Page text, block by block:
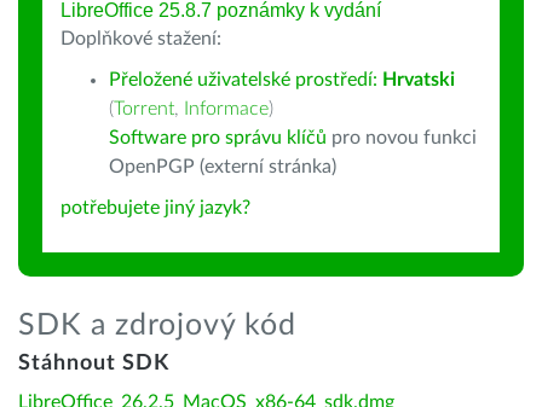
LibreOffice 25.8.7 poznámky k vydání
Doplňkové stažení:
Přeložené uživatelské prostředí: Hrvatski
(Torrent, Informace)
Software pro správu klíčů pro novou funkci
OpenPGP (externí stránka)
potřebujete jiný jazyk?
SDK a zdrojový kód
Stáhnout SDK
LibreOffice_26.2.5_MacOS_x86-64_sdk.dmg